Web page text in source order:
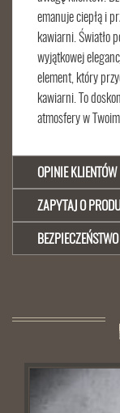
emanuje ciepłą i
kawiarni. Światło
wyjątkowej
element, który
kawiarni. To
atmosfery w Twoim
OPINIE KLIENTÓW
ZAPYTAJ O